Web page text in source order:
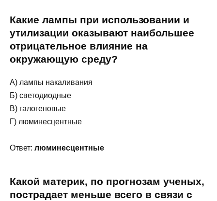
Какие лампы при использовании и
утилизации оказывают наибольшее
отрицательное влияние на
окружающую среду?
А) лампы накаливания
Б) светодиодные
В) галогеновые
Г) люминесцентные
Ответ: люминесцентные
Какой материк, по прогнозам ученых,
пострадает меньше всего в связи с